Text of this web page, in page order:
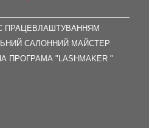
ПРАЦЕВЛАШТУВАННЯМ
САЛОННИЙ МАЙСТЕР
ПРОГРАМА "LASHMAKER "